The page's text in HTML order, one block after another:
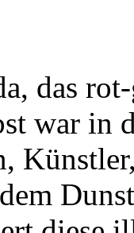
das
war in